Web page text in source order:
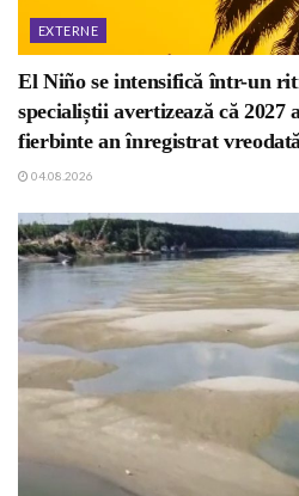
EXTERNE
El Niño se intensifică într-un
specialiștii avertizează că 2027
fierbinte an înregistrat
04.08.2026